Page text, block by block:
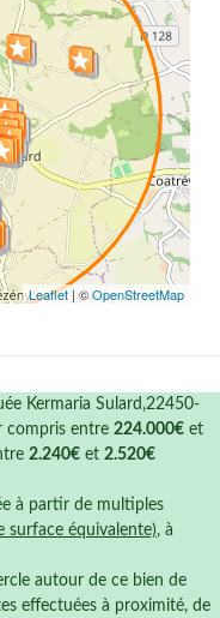
Leaflet | ©OpenStreetMap
Kermaria Sulard,22450-
compris entre 224.000€ et
2.240€ et 2.520€
à partir de multiples
surface équivalente), à
autour de ce bien de
effectuées à proximité, de